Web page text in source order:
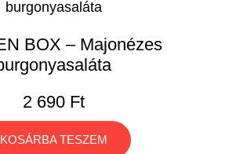
BOX – Majonézes
2 690 Ft
KOSÁRBA TESZEM